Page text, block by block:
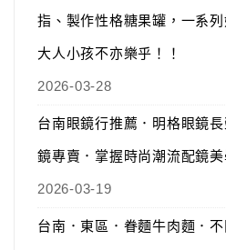
指、製作性格糖果罐，一系
大人小孩不亦樂乎！！
2026-03-28
台南眼鏡行推薦．明格眼鏡
鏡專賣．掌握時尚潮流配鏡美
2026-03-19
台南．東區．眷麵牛肉麵．